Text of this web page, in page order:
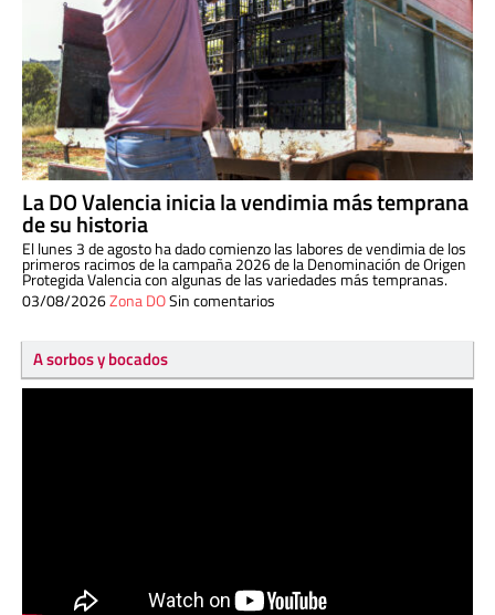
La DO Valencia inicia la vendimia más temprana
de su historia
El lunes 3 de agosto ha dado comienzo las labores de vendimia de los
primeros racimos de la campaña 2026 de la Denominación de Origen
Protegida Valencia con algunas de las variedades más tempranas.
03/08/2026Zona DOSin comentarios
A sorbos y bocados